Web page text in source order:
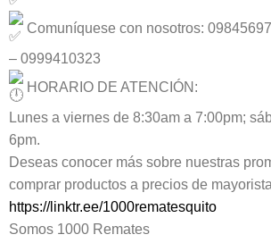
Comuníquese con nosotros:
– 0999410323
HORARIO DE ATENCIÓN:
Lunes a viernes de 8:30am a 7:00pm;
6pm.
Deseas conocer más sobre nuestras
comprar productos a precios de
https://linktr.ee/1000rematesquito
Somos 1000 Remates